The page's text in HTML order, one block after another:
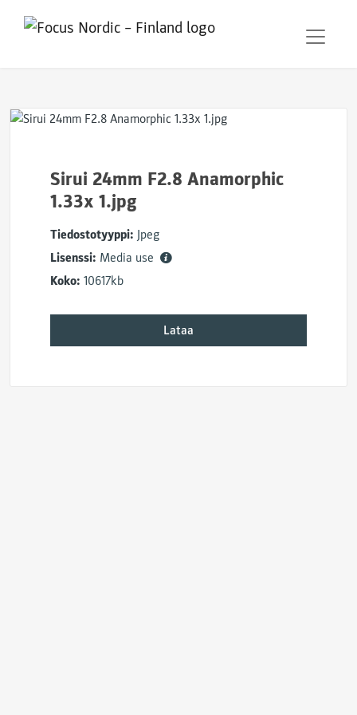
Sirui 24mm F2.8 Anamorphic
1.33x 1.jpg
Tiedostotyyppi: Jpeg
Lisenssi: Media use
Koko: 10617kb
Lataa